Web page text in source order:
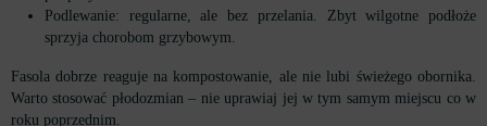
Podlewanie: regularne, ale bez przelania. Zbyt wilgotne podłoże
sprzyja chorobom grzybowym.
Fasola dobrze reaguje na kompostowanie, ale nie lubi świeżego obornika.
Warto stosować płodozmian – nie uprawiaj jej w tym samym miejscu co w
roku poprzednim.